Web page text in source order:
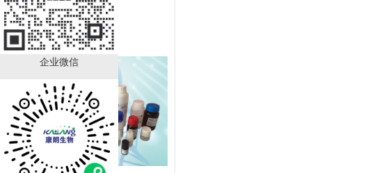
企业微信
7（KL1003A）
￥10.00
已有52人购买